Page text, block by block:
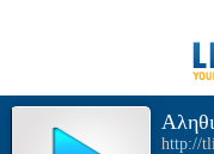
http://